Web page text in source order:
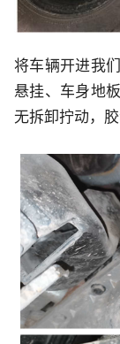
将车辆开进我
悬挂、车身地
无拆卸拧动，